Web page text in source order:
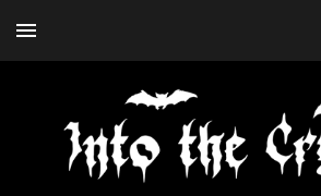
Skip to main content